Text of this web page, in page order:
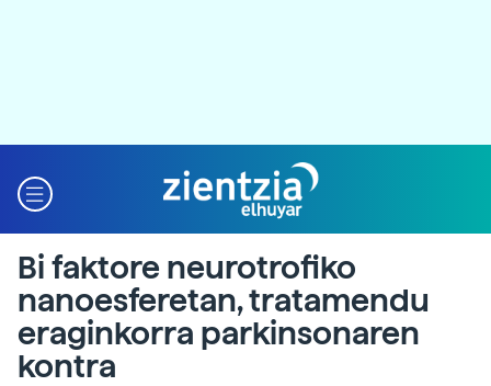
Bi faktore neurotrofiko
nanoesferetan, tratamendu
eraginkorra parkinsonaren
kontra